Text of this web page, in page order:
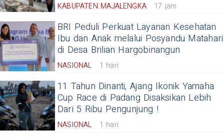
KABUPATEN MAJALENGKA 17 jam
BRI Peduli Perkuat Layanan Kesehatan
Ibu dan Anak melalui Posyandu Matahari
di ‎Desa Brilian Hargobinangun
NASIONAL 1 hari
11 Tahun Dinanti, Ajang Ikonik Yamaha
Cup Race di Padang Disaksikan Lebih
Dari 5 Ribu Pengunjung !
NASIONAL 1 hari